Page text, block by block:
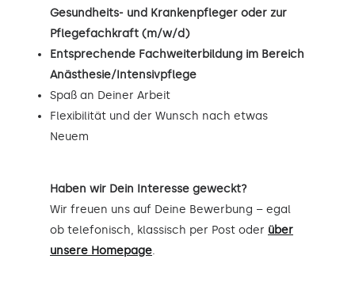
Gesundheits- und Krankenpfleger oder zur
Pflegefachkraft (m/w/d)
Entsprechende Fachweiterbildung im Bereich
Anästhesie/Intensivpflege
Spaß an Deiner Arbeit
Flexibilität und der Wunsch nach etwas
Neuem
Haben wir Dein Interesse geweckt?
Wir freuen uns auf Deine Bewerbung – egal
ob telefonisch, klassisch per Post oder über
unsere Homepage.